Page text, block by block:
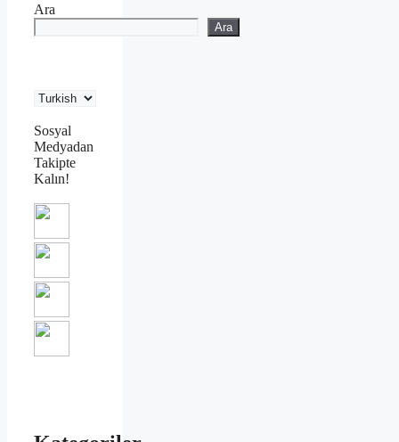
Ara
Ara
Sosyal
Medyadan
Takipte
Kalın!